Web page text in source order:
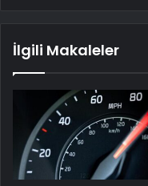
İlgili Makaleler